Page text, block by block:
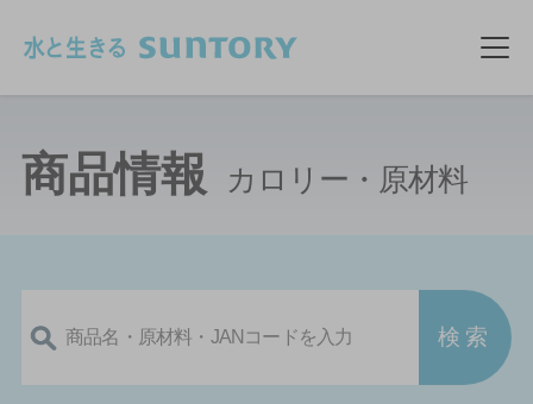
メ
商品情報 カロリー・原材料